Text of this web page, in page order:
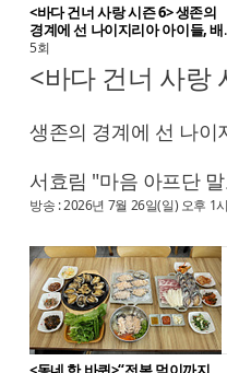
<바다 건너 사랑 시즌 6> 생존의
경계에 선 나이지리아 아이들, 배
서효림
5회
<바다 건너 사랑
생존의 경계에 선 나이
서효림 "마음 아프단